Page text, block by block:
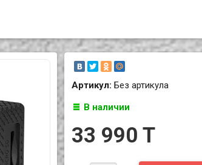
Артикул: Без артикула
В наличии
33 990 T